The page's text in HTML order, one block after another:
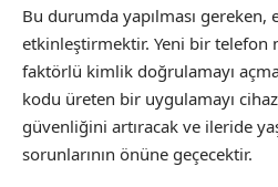
Bu durumda yapılması
etkinleştirmektir. Yeni bir telefon
faktörlü kimlik doğrulamayı
kodu üreten bir uygulamayı
güvenliğini artıracak ve ileride
sorunlarının önüne geçecektir.